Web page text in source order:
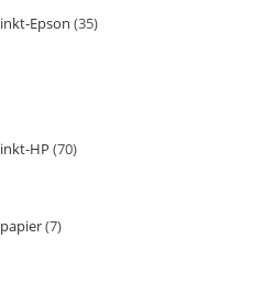
inkt-Epson 35
inkt-HP 70
papier 7